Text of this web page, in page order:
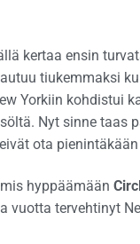
kertaa ensin
tiukemmaksi
Yorkiin kohdistui
Nyt sinne taas
ota
hyppäämään
vuotta tervehtinyt